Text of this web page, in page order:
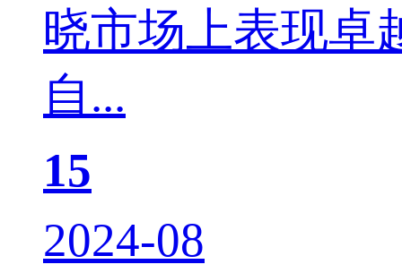
晓市场上表现卓
自...
15
2024-08